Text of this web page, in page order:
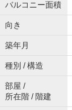
バルコニー面積
向き
築年月
種別 / 構造
部屋 /
所在階 / 階建